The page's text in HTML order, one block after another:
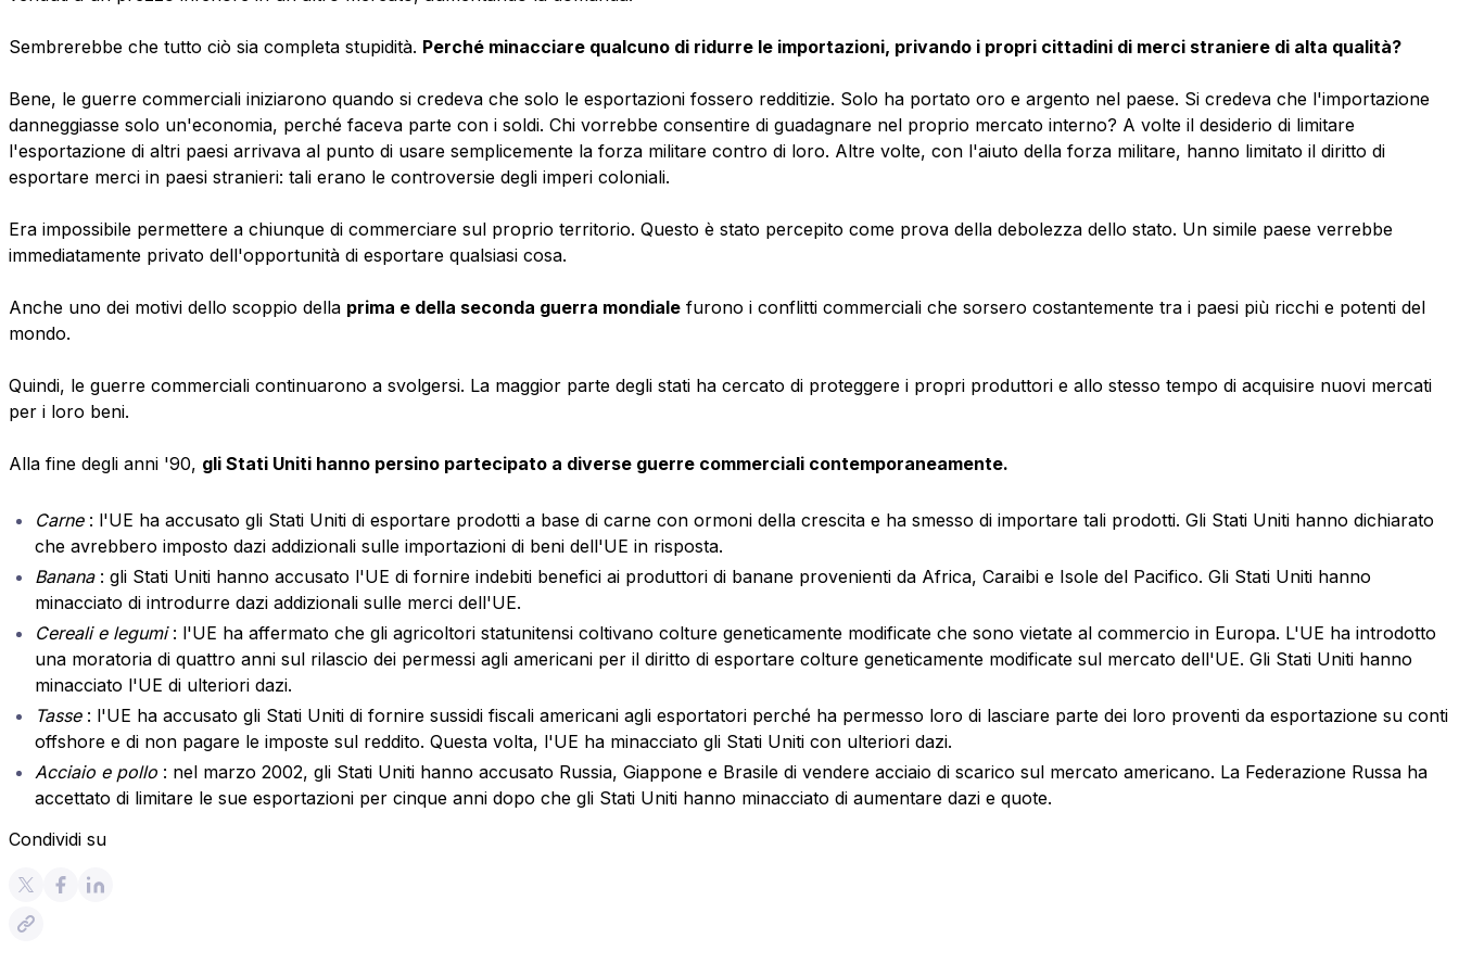
Sembrerebbe che tutto ciò sia completa stupidità. Perché minacciare qualcuno di ridurre le importazioni, privando i propri cittadini di merci straniere di alta qualità?
Bene, le guerre commerciali iniziarono quando si credeva che solo le esportazioni fossero redditizie. Solo ha portato oro e argento nel paese. Si credeva che l'importazione
danneggiasse solo un'economia, perché faceva parte con i soldi. Chi vorrebbe consentire di guadagnare nel proprio mercato interno? A volte il desiderio di limitare
l'esportazione di altri paesi arrivava al punto di usare semplicemente la forza militare contro di loro. Altre volte, con l'aiuto della forza militare, hanno limitato il diritto di
esportare merci in paesi stranieri: tali erano le controversie degli imperi coloniali.
Era impossibile permettere a chiunque di commerciare sul proprio territorio. Questo è stato percepito come prova della debolezza dello stato. Un simile paese verrebbe
immediatamente privato dell'opportunità di esportare qualsiasi cosa.
Anche uno dei motivi dello scoppio della prima e della seconda guerra mondiale furono i conflitti commerciali che sorsero costantemente tra i paesi più ricchi e potenti del
mondo.
Quindi, le guerre commerciali continuarono a svolgersi. La maggior parte degli stati ha cercato di proteggere i propri produttori e allo stesso tempo di acquisire nuovi mercati
per i loro beni.
Alla fine degli anni '90, gli Stati Uniti hanno persino partecipato a diverse guerre commerciali contemporaneamente.
Carne : l'UE ha accusato gli Stati Uniti di esportare prodotti a base di carne con ormoni della crescita e ha smesso di importare tali prodotti. Gli Stati Uniti hanno dichiarato
che avrebbero imposto dazi addizionali sulle importazioni di beni dell'UE in risposta.
Banana : gli Stati Uniti hanno accusato l'UE di fornire indebiti benefici ai produttori di banane provenienti da Africa, Caraibi e Isole del Pacifico. Gli Stati Uniti hanno
minacciato di introdurre dazi addizionali sulle merci dell'UE.
Cereali e legumi : l'UE ha affermato che gli agricoltori statunitensi coltivano colture geneticamente modificate che sono vietate al commercio in Europa. L'UE ha introdotto
una moratoria di quattro anni sul rilascio dei permessi agli americani per il diritto di esportare colture geneticamente modificate sul mercato dell'UE. Gli Stati Uniti hanno
minacciato l'UE di ulteriori dazi.
Tasse : l'UE ha accusato gli Stati Uniti di fornire sussidi fiscali americani agli esportatori perché ha permesso loro di lasciare parte dei loro proventi da esportazione su conti
offshore e di non pagare le imposte sul reddito. Questa volta, l'UE ha minacciato gli Stati Uniti con ulteriori dazi.
Acciaio e pollo : nel marzo 2002, gli Stati Uniti hanno accusato Russia, Giappone e Brasile di vendere acciaio di scarico sul mercato americano. La Federazione Russa ha
accettato di limitare le sue esportazioni per cinque anni dopo che gli Stati Uniti hanno minacciato di aumentare dazi e quote.
Condividi su